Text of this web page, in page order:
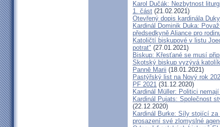
Karol Dučák: Nezbytnost
1. část (21.02.2021)
Otevřený dopis kardinála
Kardinál Dominik Duka:
předsedkyně Aliance pro
Katoličtí biskupové v listu
potrat" (27.01.2021)
Biskup: Křesťané se musí
Skotský biskup vyzývá
Panně Marii (18.01.2021)
Pastýřský list na Nový rok
PF 2021 (31.12.2020)
Kardinál Müller: Politici
Kardinál Pujats: Společnost
(22.12.2020)
Kardinál Burke: Síly stojící
prosazení své zlomyslné